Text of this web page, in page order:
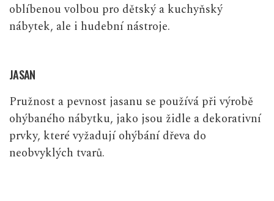
oblíbenou volbou pro dětský a kuchyňský
nábytek, ale i hudební nástroje.
JASAN
Pružnost a pevnost jasanu se používá při výrobě
ohýbaného nábytku, jako jsou židle a dekorativní
prvky, které vyžadují ohýbání dřeva do
neobvyklých tvarů.